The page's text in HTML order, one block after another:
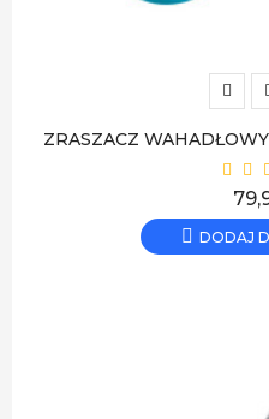
ZRASZACZ
DODAJ